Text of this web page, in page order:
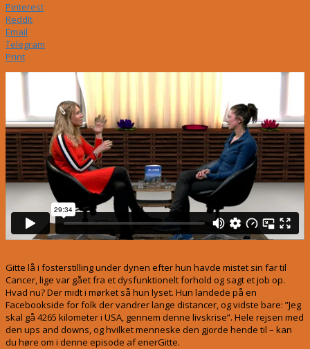
Pinterest
ReddIt
Email
Telegram
Print
Gitte lå i fosterstilling under dynen efter hun havde mistet sin far til
Cancer, lige var gået fra et dysfunktionelt forhold og sagt et job op.
Hvad nu? Der midt i mørket så hun lyset. Hun landede på en
Facebookside for folk der vandrer lange distancer, og vidste bare: ”Jeg
skal gå 4265 kilometer i USA, gennem denne livskrise”. Hele rejsen med
den ups and downs, og hvilket menneske den gjorde hende til – kan
du høre om i denne episode af enerGitte.